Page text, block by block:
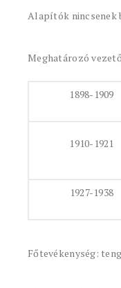
Alapítók nincsenek
Meghatározó
1898-1909
1910-1921
1927-1938
Főtevékenység: